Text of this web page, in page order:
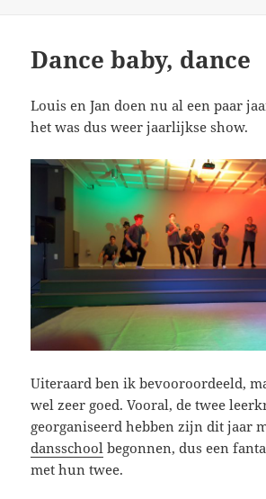
Dance baby, dance
Louis en Jan doen nu al een paar
het was dus weer jaarlijkse show.
Uiteraard ben ik bevooroordeeld,
wel zeer goed. Vooral, de twee
georganiseerd hebben zijn dit jaar
dansschool begonnen, dus een
met hun twee.